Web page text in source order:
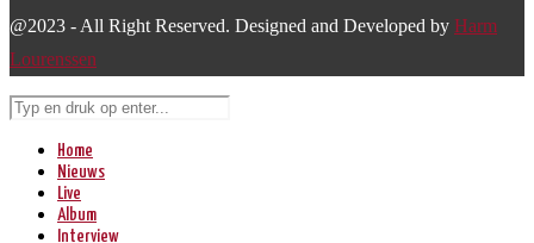
@2023 - All Right Reserved. Designed and Developed by Harm
Lourenssen
Home
Nieuws
Live
Album
Interview